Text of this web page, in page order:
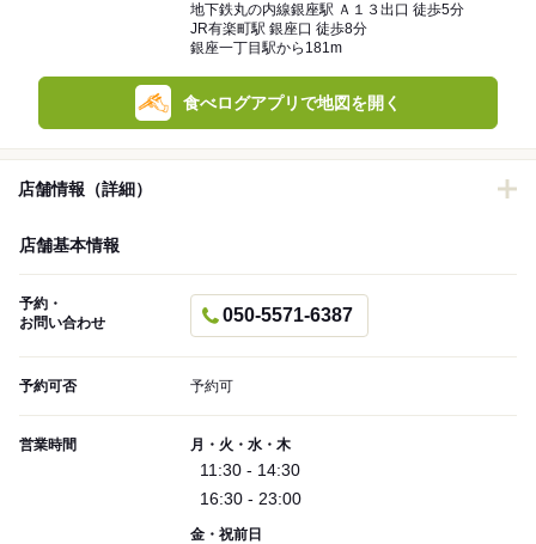
地下鉄丸の内線銀座駅 Ａ１３出口 徒歩5分
JR有楽町駅 銀座口 徒歩8分
銀座一丁目駅から181m
食べログアプリで地図を開く
店舗情報（詳細）
店舗基本情報
予約・
お問い合わせ
050-5571-6387
予約可否 予約可
営業時間 月・火・水・木
11:30 - 14:30
16:30 - 23:00
金・祝前日